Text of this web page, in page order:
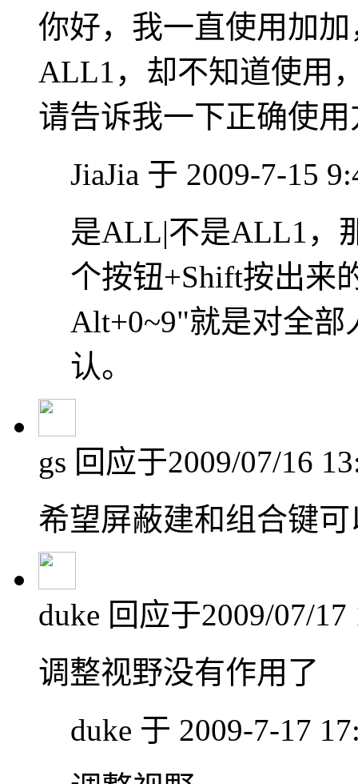
你好，我一直使用加
ALL1，却不知道使用
请告诉我一下正确使用
JiaJia 于 2009-7-15
是ALL|不是ALL1，
个按钮+Shift按出来
Alt+0~9"就是对全
认。
gs 回应于2009/07/16
希望屏蔽建和组合键
duke 回应于2009/07/17
调整视野没有作用了
duke 于 2009-7-17